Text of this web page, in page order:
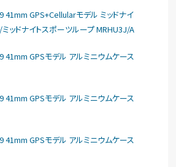
GPS+Cellularモデル ミッドナイ
ッドナイトスポーツループ MRHU3J/A
GPSモデル アルミニウムケース
GPSモデル アルミニウムケース
GPSモデル アルミニウムケース